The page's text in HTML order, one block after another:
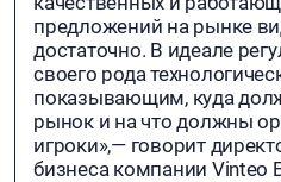
предложений на рынке
достаточно. В идеале
своего рода
показывающим, куда
рынок и на что должны
игроки»,— говорит
бизнеса компании Vinteo